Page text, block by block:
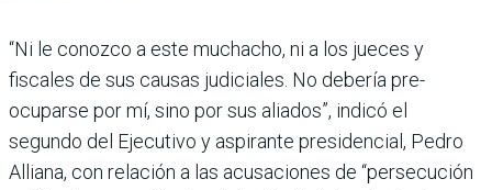
“Ni le conozco a este mucha­cho, ni a los jueces y
fiscales de sus cau­sas judiciales. No debería pre­
ocuparse por mí, sino por sus aliados”, indicó el
segundo del Ejecutivo y aspirante presi­dencial, Pedro
Alliana, con relación a las acusaciones de “persecución